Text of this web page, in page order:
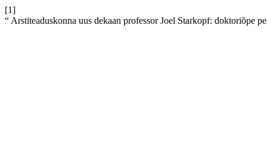
[1]
“ Arstiteaduskonna uus dekaan professor Joel Starkopf: doktoriõpe